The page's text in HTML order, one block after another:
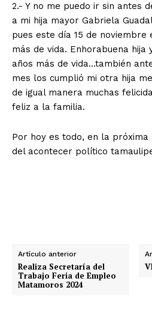
2.- Y no me puedo ir sin antes
a mi hija mayor Gabriela
pues este día 15 de noviembre
más de vida. Enhorabuena hija
años más de vida…también
mes los cumplió mi otra hija
de igual manera muchas
feliz a la familia.
Por hoy es todo, en la próxima
del acontecer político
Artículo anterior
Realiza Secretaría del
Trabajo Feria de Empleo
Matamoros 2024